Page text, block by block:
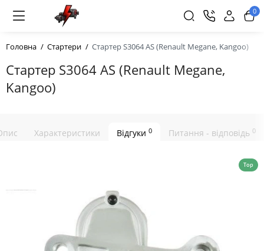
0
Головна Стартери Стартер S3064 AS (Renault Megane, Kangoo)
Стартер S3064 AS (Renault Megane,
Kangoo)
Характеристики Відгуки 0 Питання - відповідь 0
Top